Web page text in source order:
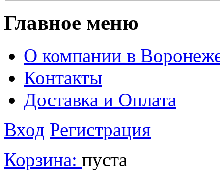
Главное меню
О компании в
Контакты
Доставка и Оплата
Вход Регистрация
Корзина: пуста